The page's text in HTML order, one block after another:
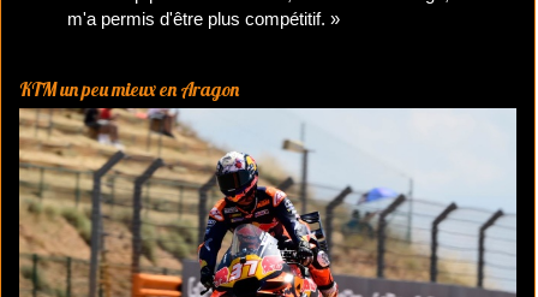
m'a permis d'être plus compétitif. »
KTM un peu mieux en Aragon